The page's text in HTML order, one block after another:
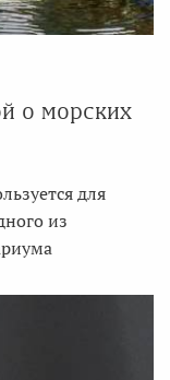
о морских
для
из